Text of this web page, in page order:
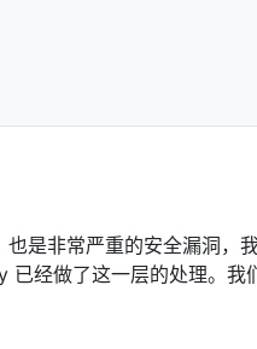
是非常严重的安全漏洞，
经做了这一层的处理。我